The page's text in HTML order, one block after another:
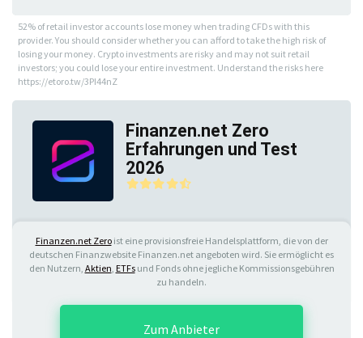
52% of retail investor accounts lose money when trading CFDs with this
provider. You should consider whether you can afford to take the high risk of
losing your money. Crypto investments are risky and may not suit retail
investors; you could lose your entire investment. Understand the risks here
https://etoro.tw/3PI44nZ
Finanzen.net Zero
Erfahrungen und Test
2026
Finanzen.net Zeroist eine provisionsfreie Handelsplattform, die von der
deutschen Finanzwebsite Finanzen.net angeboten wird. Sie ermöglicht es
den Nutzern, Aktien ETFsund Fonds ohne jegliche Kommissionsgebühren
zu handeln.
Zum Anbieter